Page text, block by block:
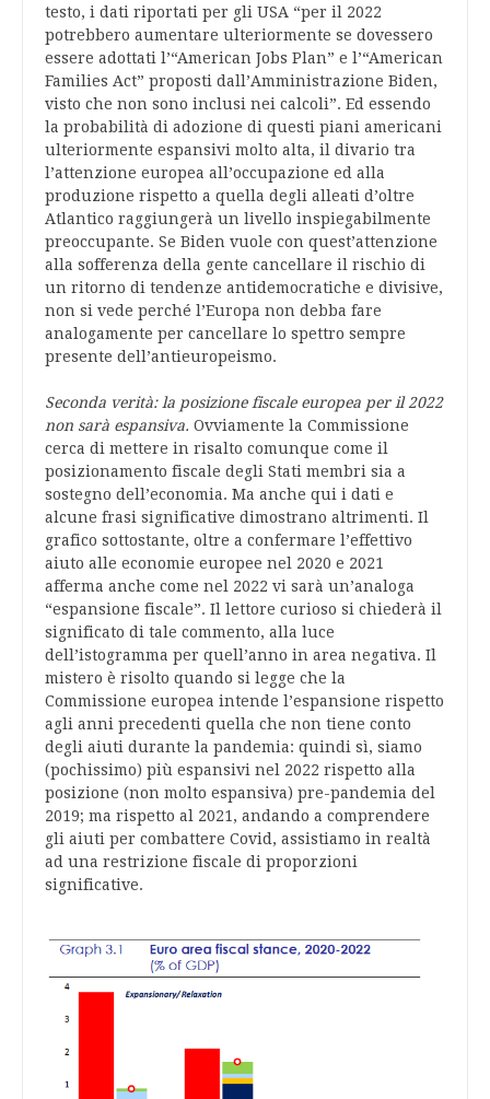
testo, i dati riportati per gli USA “per il 2022
potrebbero aumentare ulteriormente se dovessero
essere adottati l’“American Jobs Plan” e l’“American
Families Act” proposti dall’Amministrazione Biden,
visto che non sono inclusi nei calcoli”. Ed essendo
la probabilità di adozione di questi piani americani
ulteriormente espansivi molto alta, il divario tra
l’attenzione europea all’occupazione ed alla
produzione rispetto a quella degli alleati d’oltre
Atlantico raggiungerà un livello inspiegabilmente
preoccupante. Se Biden vuole con quest’attenzione
alla sofferenza della gente cancellare il rischio di
un ritorno di tendenze antidemocratiche e divisive,
non si vede perché l’Europa non debba fare
analogamente per cancellare lo spettro sempre
presente dell’antieuropeismo.
Seconda verità: la posizione fiscale europea per il 2022
non sarà espansiva. Ovviamente la Commissione
cerca di mettere in risalto comunque come il
posizionamento fiscale degli Stati membri sia a
sostegno dell’economia. Ma anche qui i dati e
alcune frasi significative dimostrano altrimenti. Il
grafico sottostante, oltre a confermare l’effettivo
aiuto alle economie europee nel 2020 e 2021
afferma anche come nel 2022 vi sarà un’analoga
“espansione fiscale”. Il lettore curioso si chiederà il
significato di tale commento, alla luce
dell’istogramma per quell’anno in area negativa. Il
mistero è risolto quando si legge che la
Commissione europea intende l’espansione rispetto
agli anni precedenti quella che non tiene conto
degli aiuti durante la pandemia: quindi sì, siamo
(pochissimo) più espansivi nel 2022 rispetto alla
posizione (non molto espansiva) pre-pandemia del
2019; ma rispetto al 2021, andando a comprendere
gli aiuti per combattere Covid, assistiamo in realtà
ad una restrizione fiscale di proporzioni
significative.